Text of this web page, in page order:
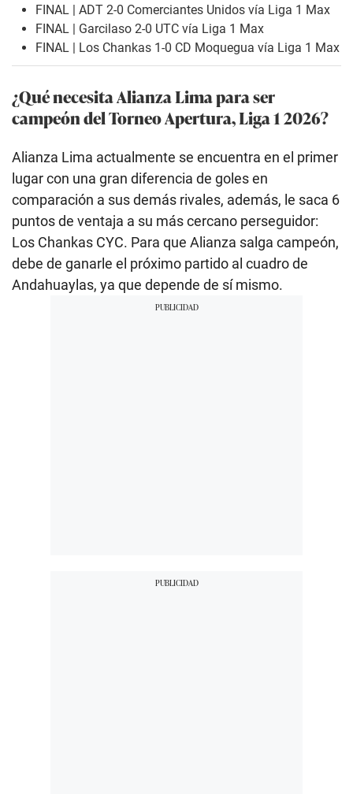
FINAL | ADT 2-0 Comerciantes Unidos vía Liga 1 Max
FINAL | Garcilaso 2-0 UTC vía Liga 1 Max
FINAL | Los Chankas 1-0 CD Moquegua vía Liga 1 Max
¿Qué necesita Alianza Lima para ser
campeón del Torneo Apertura, Liga 1 2026?
Alianza Lima actualmente se encuentra en el primer
lugar con una gran diferencia de goles en
comparación a sus demás rivales, además, le saca 6
puntos de ventaja a su más cercano perseguidor:
Los Chankas CYC. Para que Alianza salga campeón,
debe de ganarle el próximo partido al cuadro de
Andahuaylas, ya que depende de sí mismo.